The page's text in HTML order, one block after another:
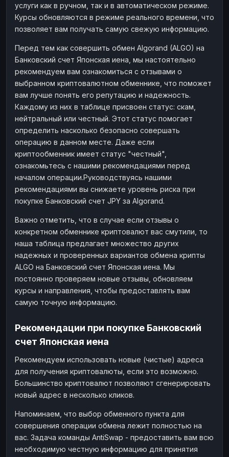
Наличные
Наличные USD
Наличные
Наличные USD
Наличные
услуги как в ручном, так и в автоматическом режиме.
Курсы обновляются в режиме реального времени, что
позволяет вам получать самую свежую информацию.
Перед тем как совершить обмен Algorand (ALGO) на
Банковский счет Японская иена, мы настоятельно
рекомендуем вам ознакомиться с отзывами о
выбранном криптовалютном обменнике, что поможет
вам лучше понять его репутацию и надежность.
Каждому из них в таблице присвоен статус: скам,
нейтральный или честный. Этот статус помогает
определить насколько безопасно совершать
операцию в данном месте. Даже если
криптообменник имеет статус "честный",
ознакомьтесь с нашими рекомендациями перед
началом операции.Руководствуясь нашими
рекомендациями вы снижаете уровень риска при
покупке Банковский счет JPY за Algorand.
Важно отметить, что в случае если отзывы о
конкретном обменнике криптовалют вас смутили, то
наша таблица предлагает множество других
надежных и проверенных вариантов обмена крипты
ALGO на Банковский счет Японская иена. Мы
постоянно проверяем новые отзывы, обновляем
курсы и направления, чтобы предоставлять вам
самую точную информацию.
Рекомендации при покупке Банковский
счет Японская иена
Рекомендуем использовать новые (чистые) адреса
для получения криптовалюты, если это возможно.
Большинство криптовалют позволяют сгенерировать
новый адрес в несколько кликов.
Напоминаем, что выбор обменного пункта для
совершения операции обмена лежит полностью на
вас. Задача команды AntiSwap - предоставить вам всю
необходимую честную информацию для принятия